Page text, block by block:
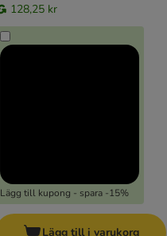
128,25 kr
Lägg till kupong - spara -15%
Lägg till i varukorg